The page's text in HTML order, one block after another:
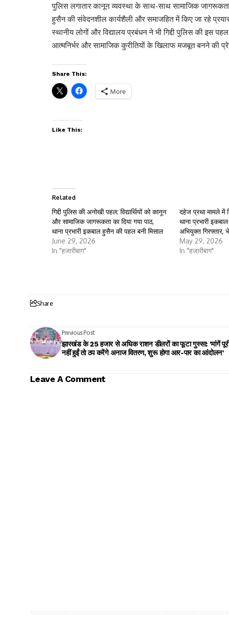
पुलिस लगातार कानून व्यवस्था के साथ-साथ सामाजिक
हुसैन की संवेदनशील कार्यशैली और समाजहित में किए जा रहे
स्थानीय लोगों और विद्यालय प्रबंधन ने भी गिद्दी पुलिस की इस
आत्मनिर्भर और सामाजिक कुरीतियों के खिलाफ मजबूत बनने की
Share This:
More
Like This:
Related
गिद्दी पुलिस की अनोखी पहल: विद्यार्थियों को कानून
और सामाजिक जागरूकता का दिया गया पाठ,
थाना प्रभारी इकबाल हुसैन की पहल बनी मिसाल
June 29, 2026
In "हजारीबाग"
दहेज प्रथा मामले में
थाना प्रभारी
अभियुक्त गिरफ्तार,
May 29, 2026
In "हजारीबाग"
Share
Previous Post
​झारखंड के 25 हजार से अधिक राशन डीलरों का फूटा गुस्सा: 'मांगें
नहीं हुईं तो ठप करेंगे अनाज वितरण, शुरू होगा आर-पार का आंदोलन'
Leave A Comment